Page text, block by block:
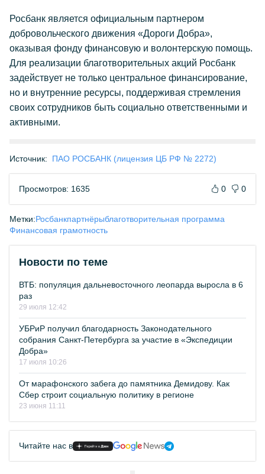
Росбанк является официальным партнером
добровольческого движения «Дороги Добра»,
оказывая фонду финансовую и волонтерскую помощь.
Для реализации благотворительных акций Росбанк
задействует не только центральное финансирование,
но и внутренние ресурсы, поддерживая стремления
своих сотрудников быть социально ответственными и
активными.
Источник: ПАО РОСБАНК (лицензия ЦБ РФ № 2272)
Просмотров: 1635 0 0
Метки:Росбанкпартнёрыблаготворительная программа
Финансовая грамотность
Новости по теме
ВТБ: популяция дальневосточного леопарда выросла в 6
раз
29 июля 12:42
УБРиР получил благодарность Законодательного
собрания Санкт-Петербурга за участие в «Экспедиции
Добра»
17 июля 10:26
От марафонского забега до памятника Демидову. Как
Сбер строит социальную политику в регионе
23 июня 11:11
Читайте нас в